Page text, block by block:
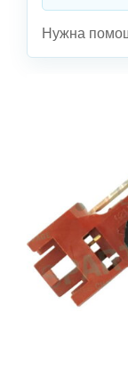
Нужна